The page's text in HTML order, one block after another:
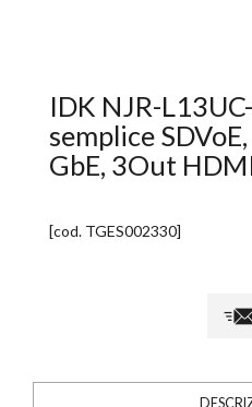
IDK NJR-
semplice
GbE, 3Out
[cod. TGES002330]